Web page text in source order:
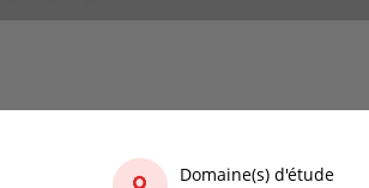
Domaine(s) d'étude